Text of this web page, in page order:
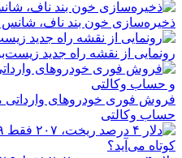
ذخیره‌سازی خون بند ناف، شانس
رونمایی از نقشه راه جدید
حساب وکالتی